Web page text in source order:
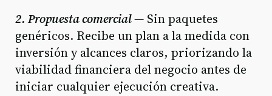
2. Propuesta comercial — Sin paquetes
genéricos. Recibe un plan a la medida con
inversión y alcances claros, priorizando la
viabilidad financiera del negocio antes de
iniciar cualquier ejecución creativa.